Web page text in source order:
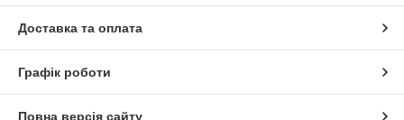
Доставка та оплата
Графік роботи
Повна версія сайту